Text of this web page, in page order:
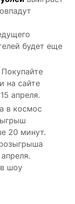
будет еще
на сайте
апреля.
в космос
20 минут.
шоу